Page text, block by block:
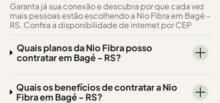
Garanta já sua conexão e descubra por que cada vez
mais pessoas estão escolhendo a Nio Fibra em Bagé -
RS. Confira a disponibilidade de internet por CEP
Quais planos da Nio Fibra posso
contratar em Bagé - RS?
Quais os benefícios de contratar a Nio
Fibra em Bagé - RS?